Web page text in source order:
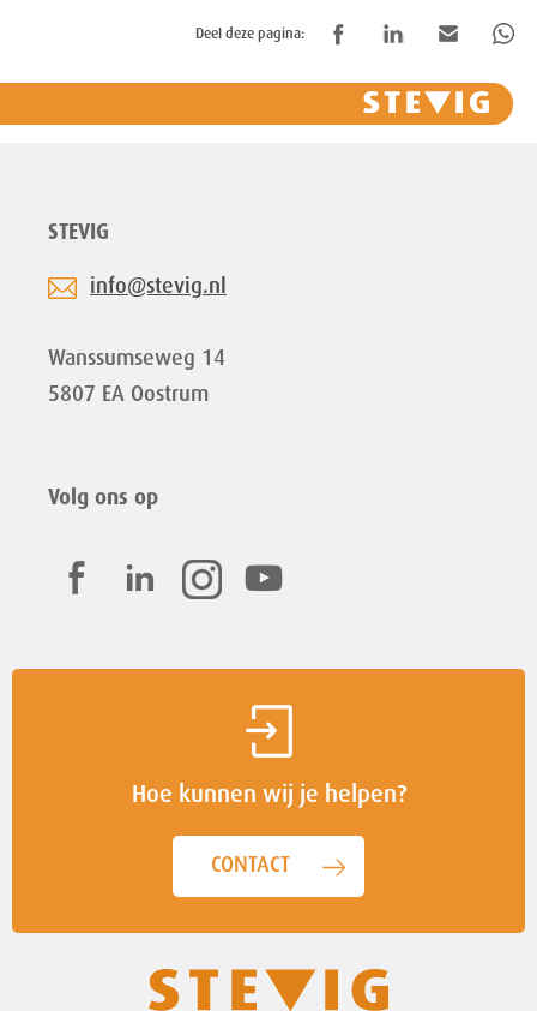
Deel deze pagina:
STEVIG
info@stevig.nl
Wanssumseweg 14
5807 EA Oostrum
Volg ons op
Hoe kunnen wij je helpen?
CONTACT